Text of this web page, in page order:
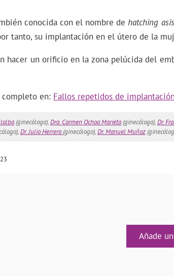
conocida con el nombre dehatching
tanto, su implantación en el útero de la
hacer un orificio en la zona pelúcida del
en: Fallos repetidos de
(ginecóloga),Dra. Carmen Ochoa Marieta(ginecóloga),Dr.
Dr. Julio Herrero(ginecólogo),Dr. Manuel Muñoz
Añade